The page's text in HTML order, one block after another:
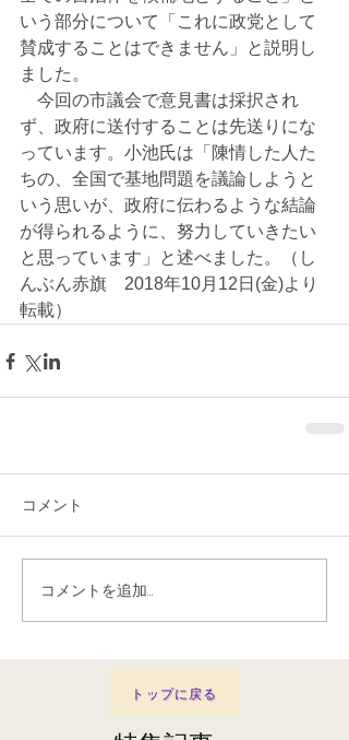
いう部分について「これに政党として
賛成することはできません」と説明し
ました。
今回の市議会で意見書は採択され
ず、政府に送付することは先送りにな
っています。小池氏は「陳情した人た
ちの、全国で基地問題を議論しようと
いう思いが、政府に伝わるような結論
が得られるように、努力していきたい
と思っています」と述べました。（し
んぶん赤旗　2018年10月12日(金)より
転載）
コメント
コメントを追加…
トップに戻る